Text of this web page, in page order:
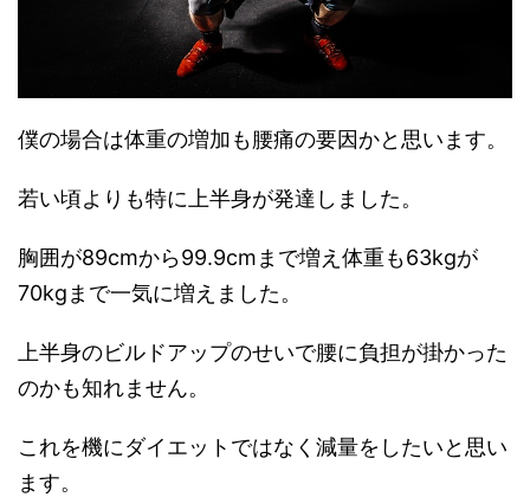
僕の場合は体重の増加も腰痛の要因かと思います。
若い頃よりも特に上半身が発達しました。
胸囲が89cmから99.9cmまで増え体重も63kgが
70kgまで一気に増えました。
上半身のビルドアップのせいで腰に負担が掛かった
のかも知れません。
これを機にダイエットではなく減量をしたいと思い
ます。